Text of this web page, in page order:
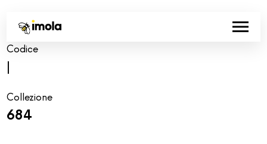
Codice
Collezione
684